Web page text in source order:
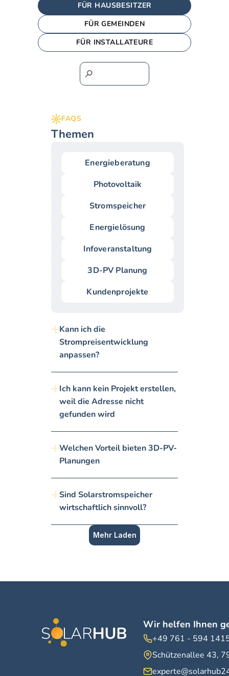
FÜR HAUSBESITZER
FÜR GEMEINDEN
FÜR INSTALLATEURE
FAQS
Themen
Energieberatung
Photovoltaik
Stromspeicher
Energielösung
Infoveranstaltung
3D-PV Planung
Kundenprojekte
Kann ich die
Strompreisentwicklung
anpassen?
Ich kann kein Projekt erstellen,
weil die Adresse nicht
gefunden wird
Welchen Vorteil bieten 3D-PV-
Planungen
Sind Solarstromspeicher
wirtschaftlich sinnvoll?
Mehr Laden
Wir helfen Ihnen
+49 761 - 594
Schützenallee 43,